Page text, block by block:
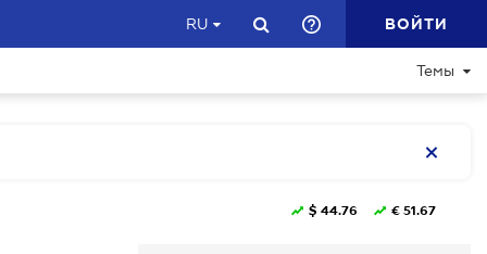
RU ВОЙТИ
Темы
$ 44.76 € 51.67